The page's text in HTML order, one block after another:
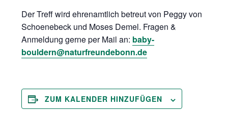
Der Treff wird ehrenamtlich betreut von Peggy von
Schoenebeck und Moses Demel. Fragen &
Anmeldung gerne per Mail an: baby-
bouldern@naturfreundebonn.de
ZUM KALENDER HINZUFÜGEN